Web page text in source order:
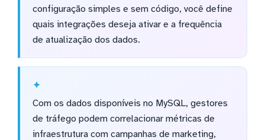
configuração simples e sem código, você define
quais integrações deseja ativar e a frequência
de atualização dos dados.
Com os dados disponíveis no MySQL, gestores
de tráfego podem correlacionar métricas de
infraestrutura com campanhas de marketing,